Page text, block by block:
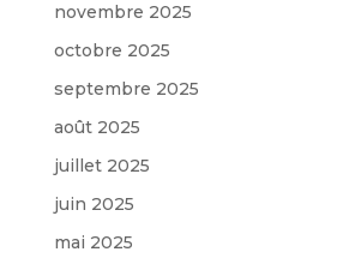
novembre 2025
octobre 2025
septembre 2025
août 2025
juillet 2025
juin 2025
mai 2025